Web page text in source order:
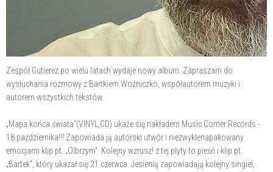
Zespół Gutierez po wielu latach wydaje nowy album. Zapraszam do
wysłuchania rozmowy z Bartkiem Woźniczko, współautorem muzyki i
autorem wszystkich tekstów.
„Mapa końca świata”(VINYL,CD) ukaże się nakładem Music Corner Records -
18 października!!! Zapowiada ją autorski utwór i niezwyklenapakowany
emocjami klip pt. „Olbrzym”. Kolejny wzrusz! z tej płyty to pieśń i klip pt.
„Bartek”, który ukazał się 21 czerwca. Jesienią zapowiadają kolejny singiel,